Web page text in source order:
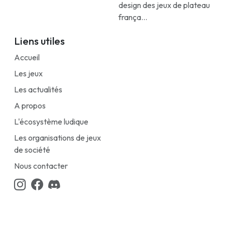
design des jeux de plateau
frança...
Liens utiles
Accueil
Les jeux
Les actualités
A propos
L'écosystème ludique
Les organisations de jeux
de société
Nous contacter